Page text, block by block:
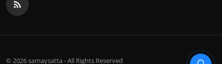
©️ 2026 samaysatta - All Rights Reservedपुरानी रंजिश के चलते समता कॉलोनी में